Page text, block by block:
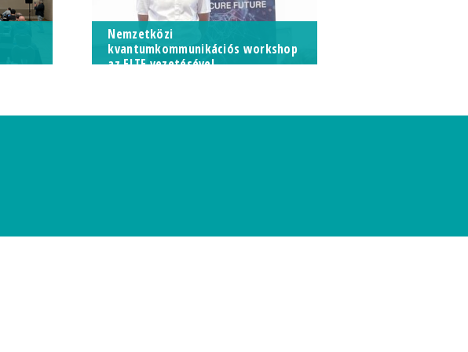
Nemzetközi
kvantumkommunikációs workshop
az ELTE vezetésével